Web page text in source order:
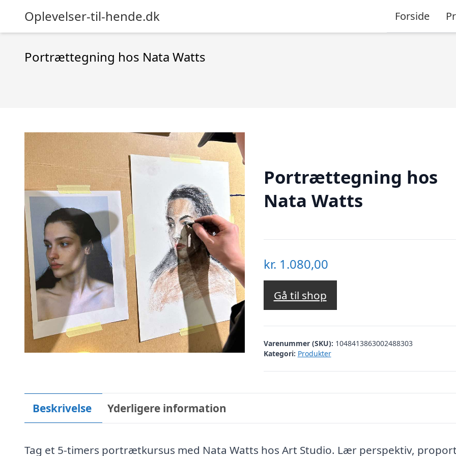
Oplevelser-til-hende.dk Forside
Portrættegning hos Nata Watts
Portrættegning hos
Nata Watts
kr. 1.080,00
Gå til shop
Varenummer (SKU): 1048413863002488303
Kategori: Produkter
Beskrivelse Yderligere information
Tag et 5-timers portrætkursus med Nata Watts hos Art Studio. Lær perspektiv,